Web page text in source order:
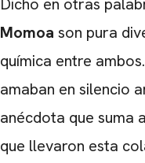
Momoa son pura
química entre
amaban en silencio
anécdota que suma
que llevaron esta